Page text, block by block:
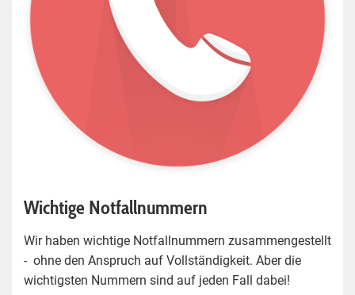
Wichtige Notfallnummern
Wir haben wichtige Notfallnummern zusammengestellt
- ohne den Anspruch auf Vollständigkeit. Aber die
wichtigsten Nummern sind auf jeden Fall dabei!